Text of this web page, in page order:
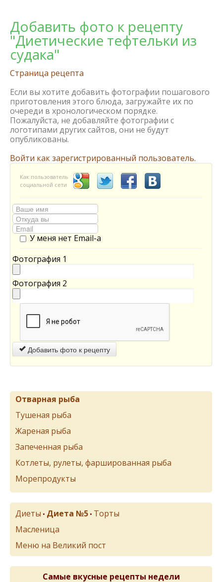
Добавить фото к рецепту
"Диетические тефтельки из
судака"
Страница рецепта
Если вы хотите добавить фотографии пошагового
приготовления этого блюда, загружайте их по
очереди в хронологическом порядке.
Пожалуйста, не добавляйте фотографии с
логотипами других сайтов, они не будут
опубликованы.
Войти как зарегистрированный пользователь.
Как пользователь
социальной сети
У меня нет Email-а
Фотография 1
Фотография 2
Добавить фото к рецепту
Отварная рыба
Тушеная рыба
Жареная рыба
Запеченная рыба
Котлеты, рулеты, фаршированная рыба
Морепродукты
Диеты • Диета №5 • Торты
Масленица
Меню на Великий пост
Самые вкусные рецепты недели